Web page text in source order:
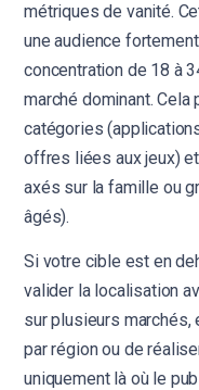
métriques de vanité.
une audience
concentration de 18 à
marché dominant.
catégories
offres liées aux jeux)
axés sur la famille ou
âgés).
Si votre cible est en
valider la localisation
sur plusieurs
par région ou de
uniquement là où le